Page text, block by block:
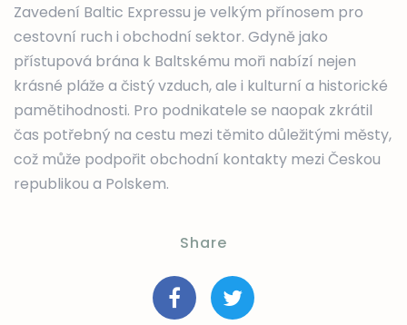
Zavedení Baltic Expressu je velkým přínosem pro
cestovní ruch i obchodní sektor. Gdyně jako
přístupová brána k Baltskému moři nabízí nejen
krásné pláže a čistý vzduch, ale i kulturní a historické
pamětihodnosti. Pro podnikatele se naopak zkrátil
čas potřebný na cestu mezi těmito důležitými městy,
což může podpořit obchodní kontakty mezi Českou
republikou a Polskem.
Share